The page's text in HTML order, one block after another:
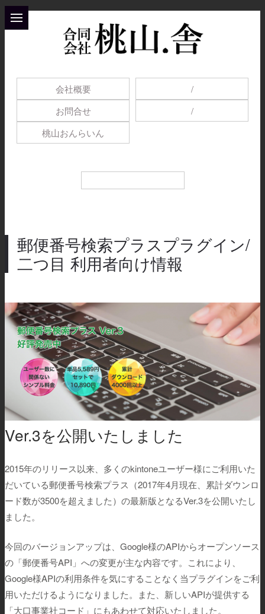
会社概要
/
お問合せ
/
桃山おんらいん
郵便番号検索プラスプラグイン/
二つ目 利用者向け情報
Ver.3を公開いたしました
2015年のリリース以来、多くのkintoneユーザー様にご利用いた
だいている郵便番号検索プラス（2017年4月現在、累計ダウンロ
ード数が3500を超えました）の最新版となるVer.3を公開いたし
ました。
今回のバージョンアップは、Google様のAPIからオープンソース
の「郵便番号API」への変更が主な内容です。これにより、
Google様APIの利用条件を気にすることなく当プラグインをご利
用いただけるようになりました。また、新しいAPIが提供する
「大口事業社コード」にもあわせて対応いたしました。